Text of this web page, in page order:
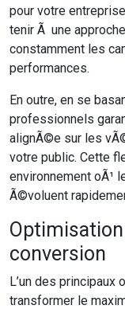
pour votre
tenir Ã une
constamment les
performances.
En outre, en se
professionnels
alignÃ©e sur les
votre public. Cette
environnement oÃ¹
Ã©voluent
Optimisation
conversion
L’un des
transformer le